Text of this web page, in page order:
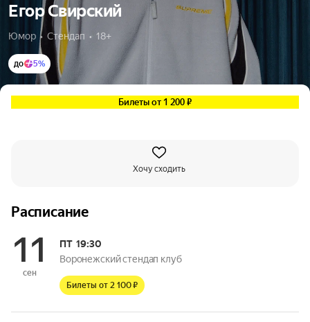
Егор Свирский
Юмор  •  Стендап  •  18+
до 5%
Билеты от 1 200 ₽
Хочу сходить
Расписание
11
сен
ПТ19:30
Воронежский стендап клуб
Билеты от 2 100 ₽